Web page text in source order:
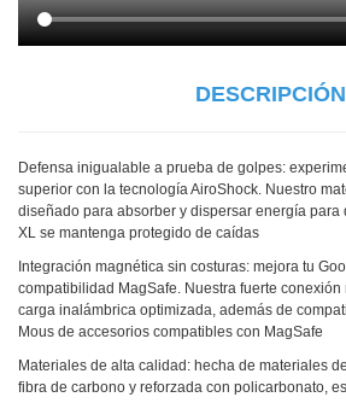
DESCRIPCIÓN
Defensa inigualable a prueba de golpes:
superior con la tecnología AiroShock. Nuestro
diseñado para absorber y dispersar energía para
XL se mantenga protegido de caídas
Integración magnética sin costuras: mejora tu
compatibilidad MagSafe. Nuestra fuerte
carga inalámbrica optimizada, además de
Mous de accesorios compatibles con MagSafe
Materiales de alta calidad: hecha de materiales
fibra de carbono y reforzada con policarbonato,